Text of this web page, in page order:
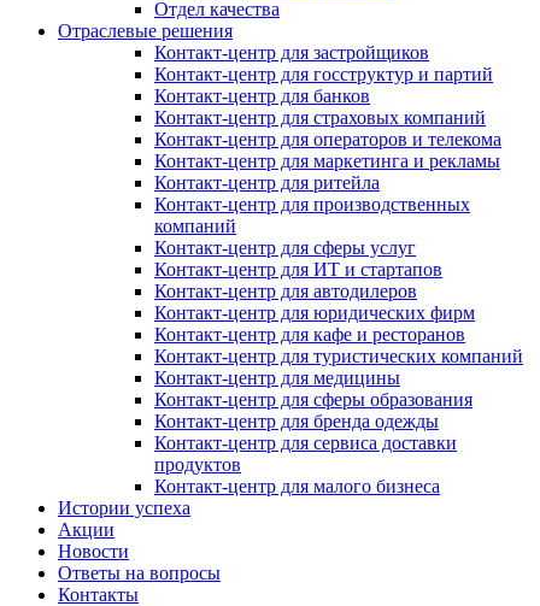
Отдел качества
Отраслевые решения
Контакт-центр для застройщиков
Контакт-центр для госструктур и партий
Контакт-центр для банков
Контакт-центр для страховых компаний
Контакт-центр для операторов и телекома
Контакт-центр для маркетинга и рекламы
Контакт-центр для ритейла
Контакт-центр для производственных
компаний
Контакт-центр для сферы услуг
Контакт-центр для ИТ и стартапов
Контакт-центр для автодилеров
Контакт-центр для юридических фирм
Контакт-центр для кафе и ресторанов
Контакт-центр для туристических компаний
Контакт-центр для медицины
Контакт-центр для сферы образования
Контакт-центр для бренда одежды
Контакт-центр для сервиса доставки
продуктов
Контакт-центр для малого бизнеса
Истории успеха
Акции
Новости
Ответы на вопросы
Контакты